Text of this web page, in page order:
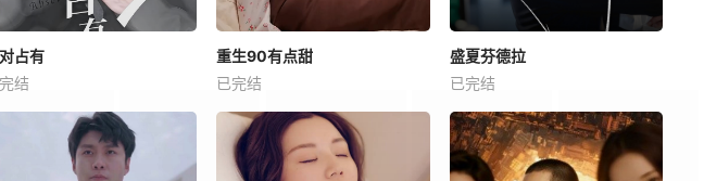
占有
结
重生90有点甜
已完结
盛夏芬德拉
已完结